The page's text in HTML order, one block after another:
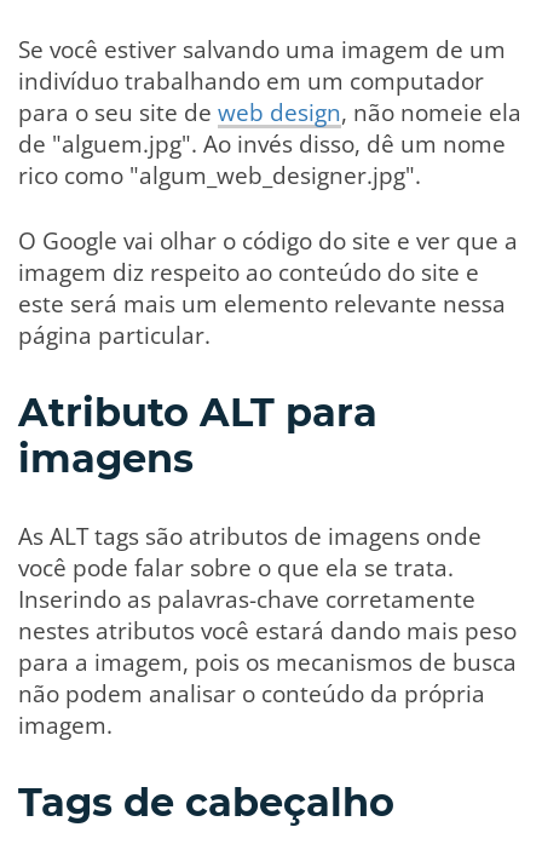
Se você estiver salvando uma imagem de um
indivíduo trabalhando em um computador
para o seu site de web design, não nomeie ela
de "alguem.jpg". Ao invés disso, dê um nome
rico como "algum_web_designer.jpg".
O Google vai olhar o código do site e ver que a
imagem diz respeito ao conteúdo do site e
este será mais um elemento relevante nessa
página particular.
Atributo ALT para
imagens
As ALT tags são atributos de imagens onde
você pode falar sobre o que ela se trata.
Inserindo as palavras-chave corretamente
nestes atributos você estará dando mais peso
para a imagem, pois os mecanismos de busca
não podem analisar o conteúdo da própria
imagem.
Tags de cabeçalho